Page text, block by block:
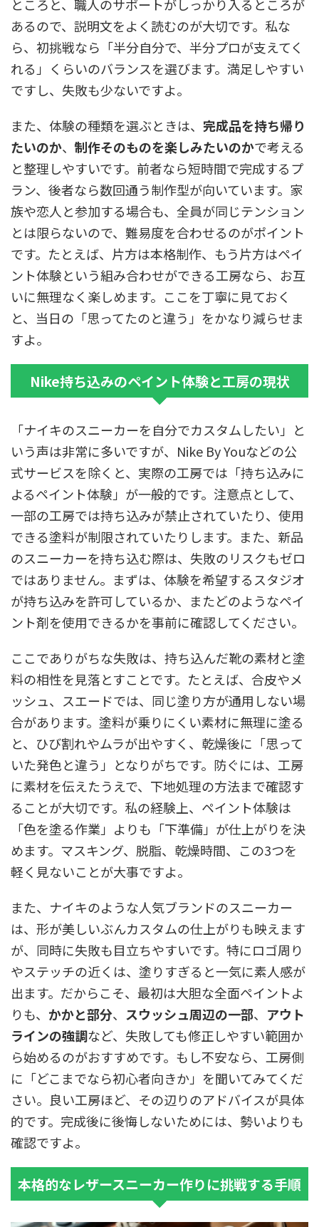
ところと、職人のサポートがしっかり入るところが
あるので、説明文をよく読むのが大切です。私な
ら、初挑戦なら「半分自分で、半分プロが支えてく
れる」くらいのバランスを選びます。満足しやすい
ですし、失敗も少ないですよ。
また、体験の種類を選ぶときは、 完成品を持ち帰り
たいのか、制作そのものを楽しみたいのかで考える
と整理しやすいです。前者なら短時間で完成するプ
ラン、後者なら数回通う制作型が向いています。家
族や恋人と参加する場合も、全員が同じテンション
とは限らないので、難易度を合わせるのがポイント
です。たとえば、片方は本格制作、もう片方はペイ
ント体験という組み合わせができる工房なら、お互
いに無理なく楽しめます。ここを丁寧に見ておく
と、当日の「思ってたのと違う」をかなり減らせま
すよ。
Nike持ち込みのペイント体験と工房の現状
「ナイキのスニーカーを自分でカスタムしたい」と
いう声は非常に多いですが、Nike By Youなどの公
式サービスを除くと、実際の工房では「持ち込みに
よるペイント体験」が一般的です。注意点として、
一部の工房では持ち込みが禁止されていたり、使用
できる塗料が制限されていたりします。また、新品
のスニーカーを持ち込む際は、失敗のリスクもゼロ
ではありません。まずは、体験を希望するスタジオ
が持ち込みを許可しているか、またどのようなペイ
ント剤を使用できるかを事前に確認してください。
ここでありがちな失敗は、持ち込んだ靴の素材と塗
料の相性を見落とすことです。たとえば、合皮やメ
ッシュ、スエードでは、同じ塗り方が通用しない場
合があります。塗料が乗りにくい素材に無理に塗る
と、ひび割れやムラが出やすく、乾燥後に「思って
いた発色と違う」となりがちです。防ぐには、工房
に素材を伝えたうえで、下地処理の方法まで確認す
ることが大切です。私の経験上、ペイント体験は
「色を塗る作業」よりも「下準備」が仕上がりを決
めます。マスキング、脱脂、乾燥時間、この3つを
軽く見ないことが大事ですよ。
また、ナイキのような人気ブランドのスニーカー
は、形が美しいぶんカスタムの仕上がりも映えます
が、同時に失敗も目立ちやすいです。特にロゴ周り
やステッチの近くは、塗りすぎると一気に素人感が
出ます。だからこそ、最初は大胆な全面ペイントよ
りも、 かかと部分、 スウッシュ周辺の一部、 アウト
ラインの強調など、失敗しても修正しやすい範囲か
ら始めるのがおすすめです。もし不安なら、工房側
に「どこまでなら初心者向きか」を聞いてみてくだ
さい。良い工房ほど、その辺りのアドバイスが具体
的です。完成後に後悔しないためには、勢いよりも
確認ですよ。
本格的なレザースニーカー作りに挑戦する手順